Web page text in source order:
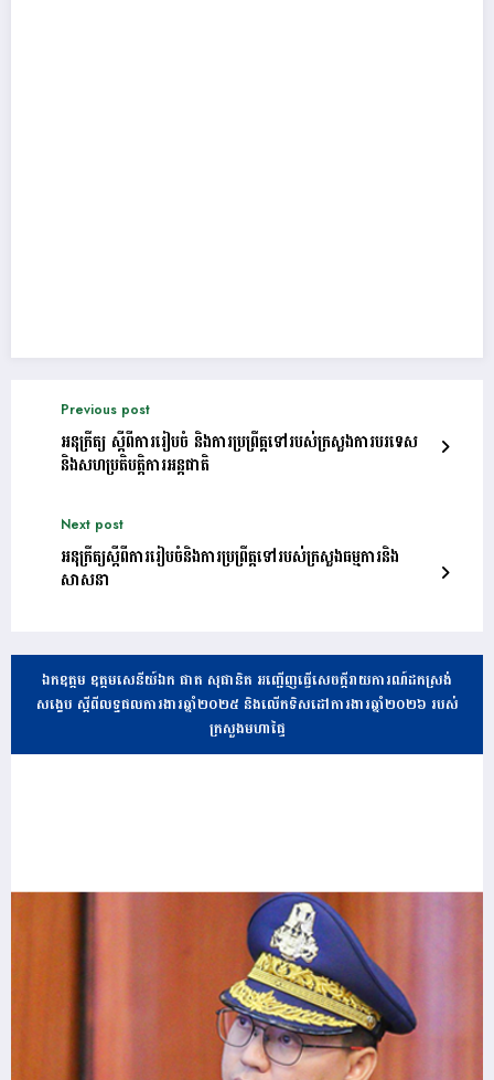
Previous post
អនុក្រឹត្យ ស្ដីពីការរៀបចំ និងការប្រព្រឹត្តទៅរបស់ក្រសួងការបរទេស
និងសហប្រតិបត្តិការអន្តជាតិ
Next post
អនុក្រឹត្យស្តីពីការរៀបចំនិងការប្រព្រឹត្តទៅរបស់ក្រសួងធម្មការនិង
សាសនា
ឯកឧត្តម ឧត្តមសេនីយ៍ឯក ផាត សុផានិត អញ្ជើញធ្វើសេចក្តីរាយការណ៍ដកស្រង់
សង្ខេប ស្តីពីលទ្ធផលការងារឆ្នាំ២០២៥ និងលើកទិសដៅការងារឆ្នាំ២០២៦ របស់
ក្រសួងមហាផ្ទៃ